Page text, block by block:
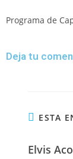
Programa de
Deja tu
ESTA
Elvis